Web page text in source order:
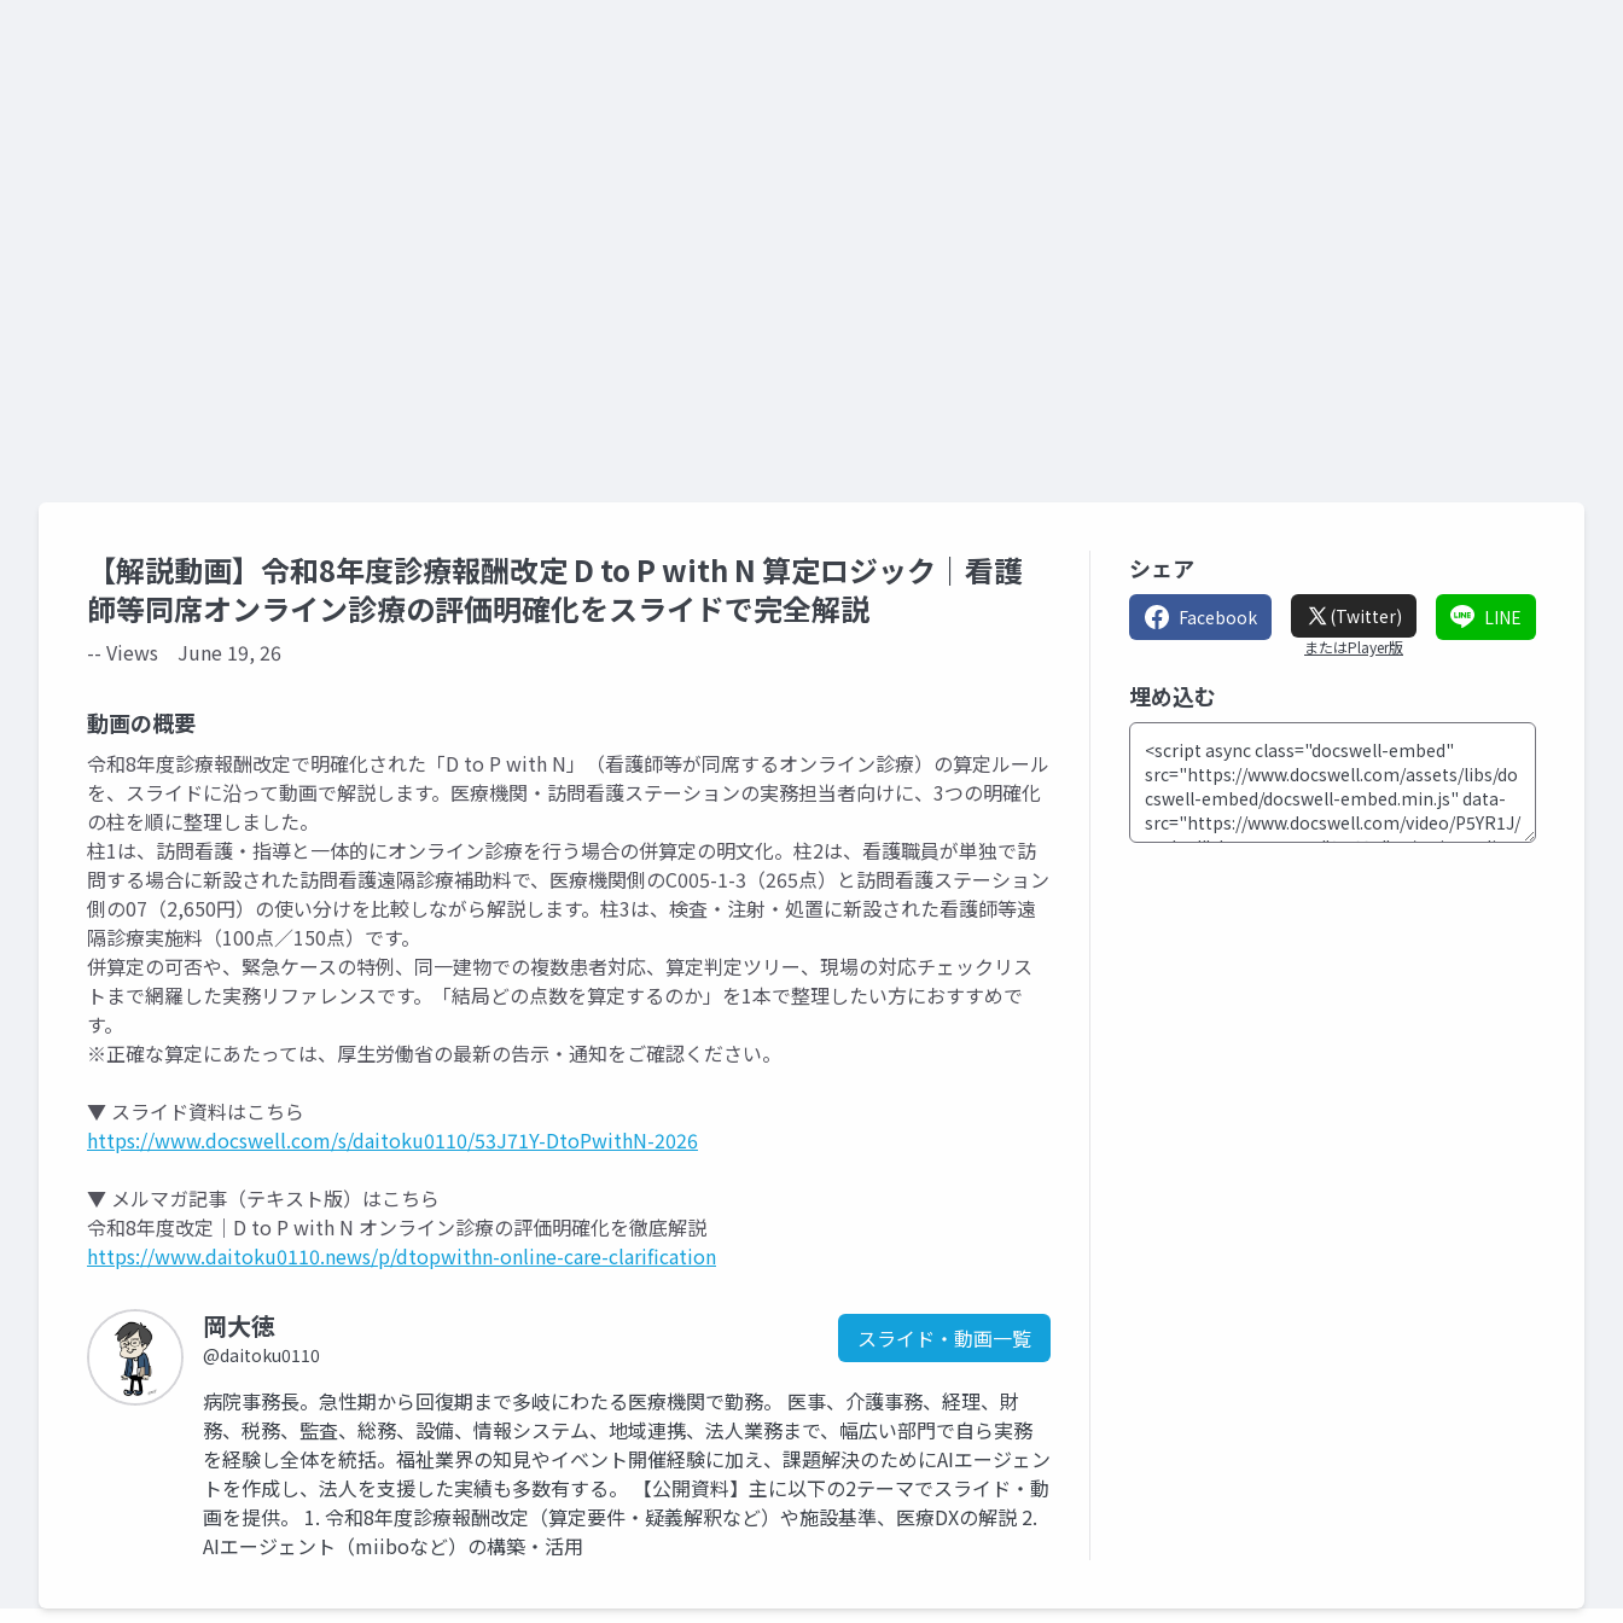
【解説動画】令和8年度診療報酬改定 D to P with N 算定ロジック｜看護
師等同席オンライン診療の評価明確化をスライドで完全解説
-- Views June 19, 26
動画の概要
令和8年度診療報酬改定で明確化された「D to P with N」（看護師等が同席するオンライン診療）の算定ルール
を、スライドに沿って動画で解説します。医療機関・訪問看護ステーションの実務担当者向けに、3つの明確化
の柱を順に整理しました。
柱1は、訪問看護・指導と一体的にオンライン診療を行う場合の併算定の明文化。柱2は、看護職員が単独で訪
問する場合に新設された訪問看護遠隔診療補助料で、医療機関側のC005-1-3（265点）と訪問看護ステーション
側の07（2,650円）の使い分けを比較しながら解説します。柱3は、検査・注射・処置に新設された看護師等遠
隔診療実施料（100点／150点）です。
併算定の可否や、緊急ケースの特例、同一建物での複数患者対応、算定判定ツリー、現場の対応チェックリス
トまで網羅した実務リファレンスです。「結局どの点数を算定するのか」を1本で整理したい方におすすめで
す。
※正確な算定にあたっては、厚生労働省の最新の告示・通知をご確認ください。
▼ スライド資料はこちら
https://www.docswell.com/s/daitoku0110/53J71Y-DtoPwithN-2026
▼ メルマガ記事（テキスト版）はこちら
令和8年度改定｜D to P with N オンライン診療の評価明確化を徹底解説
https://www.daitoku0110.news/p/dtopwithn-online-care-clarification
岡大徳
@daitoku0110
スライド・動画一覧
病院事務長。急性期から回復期まで多岐にわたる医療機関で勤務。 医事、介護事務、経理、財
務、税務、監査、総務、設備、情報システム、地域連携、法人業務まで、幅広い部門で自ら実務
を経験し全体を統括。福祉業界の知見やイベント開催経験に加え、課題解決のためにAIエージェン
トを作成し、法人を支援した実績も多数有する。 【公開資料】主に以下の2テーマでスライド・動
画を提供。 1. 令和8年度診療報酬改定（算定要件・疑義解釈など）や施設基準、医療DXの解説 2.
AIエージェント（miiboなど）の構築・活用
シェア
Facebook (Twitter)
またはPlayer版
LINE
埋め込む